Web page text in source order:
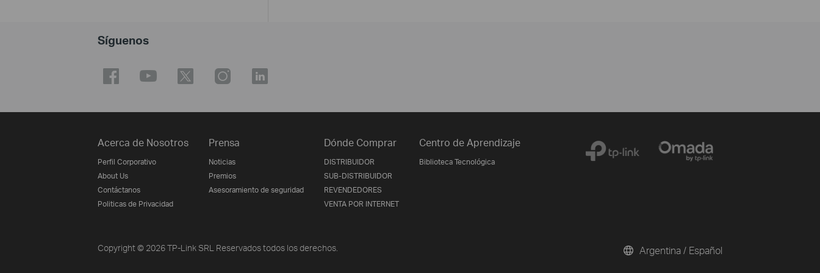
Síguenos
Acerca de Nosotros
Perfil Corporativo
About Us
Contáctanos
Politicas de Privacidad
Prensa
Noticias
Premios
Asesoramiento de seguridad
Dónde Comprar
DISTRIBUIDOR
SUB-DISTRIBUIDOR
REVENDEDORES
VENTA POR INTERNET
Centro de Aprendizaje
Biblioteca Tecnológica
Copyright © 2026 TP-Link SRL Reservados todos los derechos. Argentina / Español